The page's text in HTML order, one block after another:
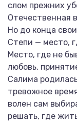
слом прежних
Отечественная
Но до конца
Степи — место,
Место, где не
любовь,
Салима
тревожное
волен сам
решать, где